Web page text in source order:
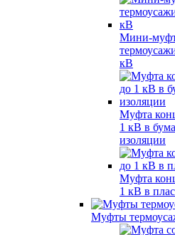
Мини-
кВ
Муфта
1 кВ в
изоляции
Муфта
1 кВ в
Муфты